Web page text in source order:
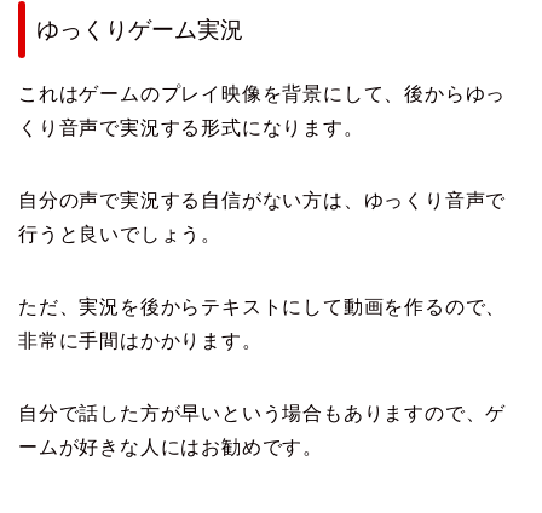
ゆっくりゲーム実況
これはゲームのプレイ映像を背景にして、後からゆっ
くり音声で実況する形式になります。
自分の声で実況する自信がない方は、ゆっくり音声で
行うと良いでしょう。
ただ、実況を後からテキストにして動画を作るので、
非常に手間はかかります。
自分で話した方が早いという場合もありますので、ゲ
ームが好きな人にはお勧めです。